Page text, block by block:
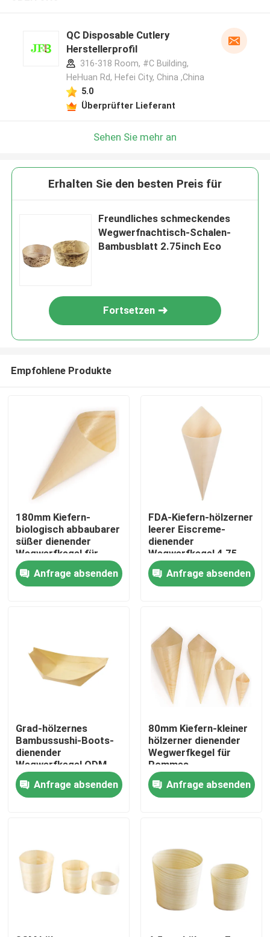
Nach Hause
Kontakte
Hölzerne Wegwerfgeräte
Wegwerfbambustischbesteck
Bambusaufsteckspindeln
Bambusnahrungsmittel-Auswahl
QC Disposable Cutlery
Herstellerprofil
316-318 Room, #C Building,
HeHuan Rd, Hefei City, China ,China
5.0
Überprüfter Lieferant
Sehen Sie mehr an
Erhalten Sie den besten Preis für
Freundliches schmeckendes
Wegwerfnachtisch-Schalen-
Bambusblatt 2.75inch Eco
Fortsetzen
Empfohlene Produkte
180mm Kiefern-
biologisch abbaubarer
süßer dienender
Wegwerfkegel für
hölzerne Eiscreme
Anfrage absenden
FDA-Kiefern-hölzerner
leerer Eiscreme-
dienender
Wegwerfkegel 4,75
Unze für Nahrung
Anfrage absenden
Grad-hölzernes
Bambussushi-Boots-
dienender
Wegwerfkegel ODM
4Inch Nahrungsmittel
Anfrage absenden
80mm Kiefern-kleiner
hölzerner dienender
Wegwerfkegel für
Pommes-
Fritesaperitifs 100
SatzAnfrage absenden